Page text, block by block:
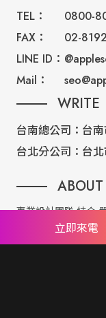
TEL：
0800-
FAX：
02-
LINE ID：
Mail：
WRITE
台南總公司： 台
台北分公司： 台
ABOUT
專業設計團隊 結合
計，不管是時尚美
出最創新的網頁設計
立即來電